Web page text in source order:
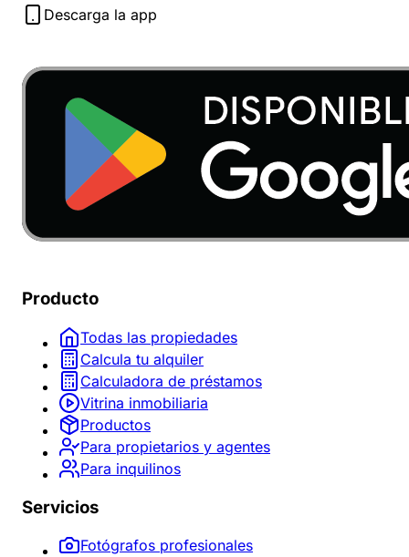
Descarga la app
Producto
Todas las propiedades
Calcula tu alquiler
Calculadora de préstamos
Vitrina inmobiliaria
Productos
Para propietarios y agentes
Para inquilinos
Servicios
Fotógrafos profesionales